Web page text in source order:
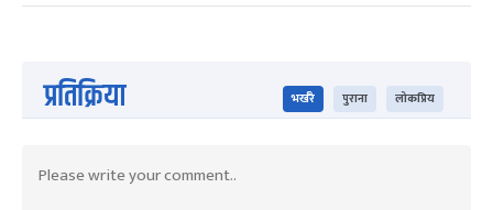
प्रतिक्रिया भर्खरै पुराना लोकप्रिय